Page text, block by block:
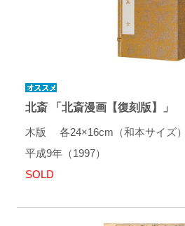
北斎 「北斎漫画【復刻版】」
木版 各24×16cm（和本サイ
平成9年（1997）
SOLD